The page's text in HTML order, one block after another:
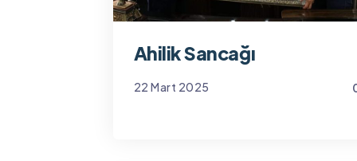
Ahilik Sancağı
22 Mart 2025